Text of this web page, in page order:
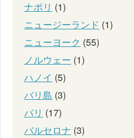
ナポリ (1)
ニュージーランド (1)
ニューヨーク (55)
ノルウェー (1)
ハノイ (5)
バリ島 (3)
パリ (17)
バルセロナ (3)